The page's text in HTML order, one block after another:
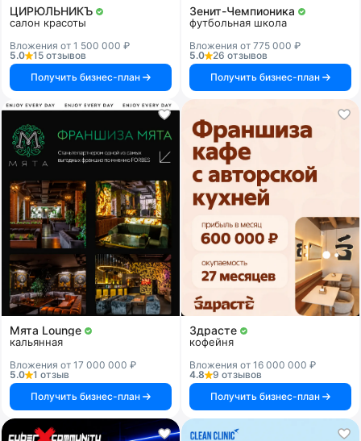
ЦИРЮЛЬНИКЪ
салон красоты
Вложения от 1 500 000 ₽
5.0
15 отзывов
Получить бизнес-план
Зенит-Чемпионика
футбольная школа
Вложения от 775 000 ₽
5.0
26 отзывов
Получить бизнес-план
Мята Lounge
кальянная
Вложения от 17 000 000 ₽
5.0
1 отзыв
Получить бизнес-план
Здрасте
кофейня
Вложения от 16 000 000 ₽
4.8
9 отзывов
Получить бизнес-план